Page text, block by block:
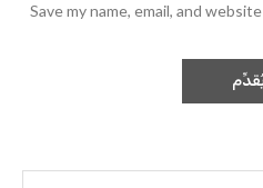
Save my name, email, and